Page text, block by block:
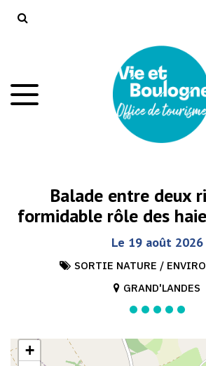
Aller
à
Balade entre deux
formidable rôle des
Le 19 août 2026
SORTIE NATURE /
GRAND'LANDES
+